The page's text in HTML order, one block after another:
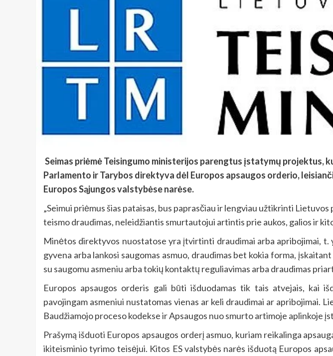
Seimas priėmė Teisingumo ministerijos parengtus įstatymų projektus,
Parlamento ir Tarybos direktyva dėl Europos apsaugos orderio,
Europos Sąjungos valstybėse narėse.
„Seimui priėmus šias pataisas, bus paprasčiau ir lengviau užtikrinti
teismo draudimas, neleidžiantis smurtautojui artintis prie aukos, galios ir
Minėtos direktyvos nuostatose yra įtvirtinti draudimai arba apribojimai,
gyvena arba lankosi saugomas asmuo, draudimas bet kokia forma,
su saugomu asmeniu arba tokių kontaktų reguliavimas arba draudimas
Europos apsaugos orderis gali būti išduodamas tik tais atvejais, kai
pavojingam asmeniui nustatomas vienas ar keli draudimai ar apribojimai.
Baudžiamojo proceso kodekse ir Apsaugos nuo smurto artimoje aplinkoje
Prašymą išduoti Europos apsaugos orderį asmuo, kuriam reikalinga
ikiteisminio tyrimo teisėjui. Kitos ES valstybės narės išduotą Europos